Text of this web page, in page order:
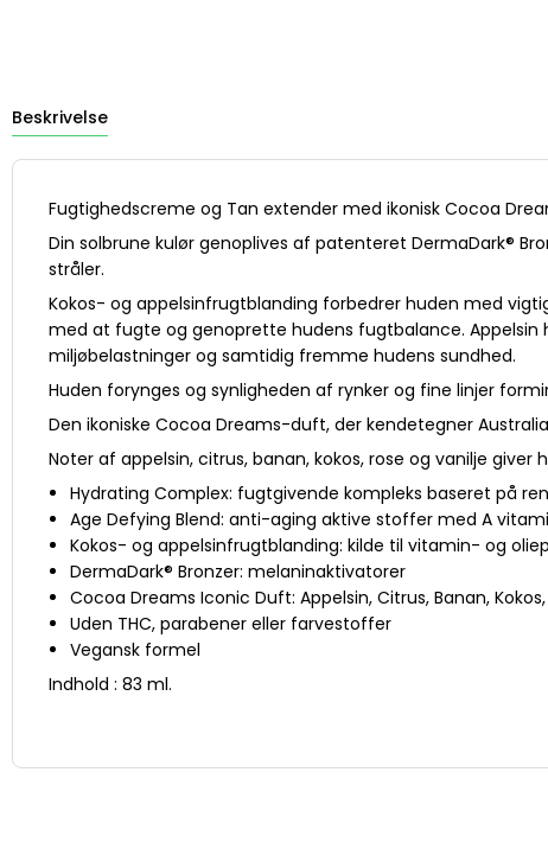
Beskrivelse
Fugtighedscreme og Tan extender med ikonisk Cocoa
Din solbrune kulør genoplives af patenteret DermaDark®
stråler.
Kokos- og appelsinfrugtblanding forbedrer huden med
med at fugte og genoprette hudens fugtbalance.
miljøbelastninger og samtidig fremme hudens sundhed.
Huden forynges og synligheden af rynker og fine linjer
Den ikoniske Cocoa Dreams-duft, der kendetegner
Noter af appelsin, citrus, banan, kokos, rose og vanilje
Hydrating Complex: fugtgivende kompleks baseret på
Age Defying Blend: anti-aging aktive stoffer med A
Kokos- og appelsinfrugtblanding: kilde til vitamin- og
DermaDark® Bronzer: melaninaktivatorer
Cocoa Dreams Iconic Duft: Appelsin, Citrus, Banan, Kokos,
Uden THC, parabener eller farvestoffer
Vegansk formel
Indhold : 83 ml.